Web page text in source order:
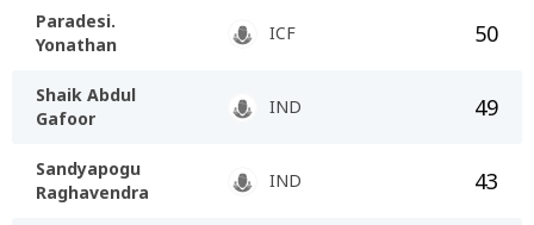
Paradesi.
Yonathan
ICF 50
Shaik Abdul
Gafoor
IND 49
Sandyapogu
Raghavendra
IND 43